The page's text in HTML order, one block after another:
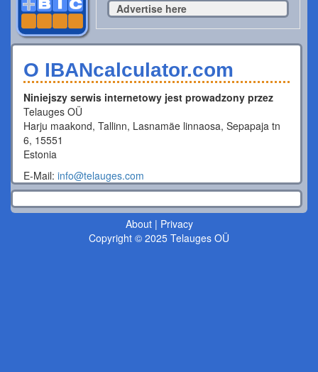
Advertise here
O IBANcalculator.com
Niniejszy serwis internetowy jest prowadzony przez
Telauges OÜ
Harju maakond, Tallinn, Lasnamäe linnaosa, Sepapaja tn
6, 15551
Estonia
E-Mail: info@telauges.com
About| Privacy
Copyright © 2025 Telauges OÜ